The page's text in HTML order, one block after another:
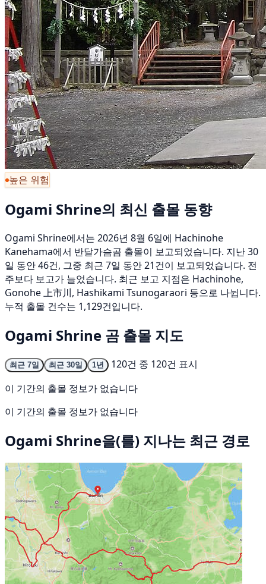
높은 위험
Ogami Shrine의 최신 출몰 동향
Ogami Shrine에서는 2026년 8월 6일에 Hachinohe
Kanehama에서 반달가슴곰 출몰이 보고되었습니다. 지난 30
일 동안 46건, 그중 최근 7일 동안 21건이 보고되었습니다. 전
주보다 보고가 늘었습니다. 최근 보고 지점은 Hachinohe,
Gonohe 上市川, Hashikami Tsunogaraori 등으로 나뉩니다.
누적 출몰 건수는 1,129건입니다.
Ogami Shrine 곰 출몰 지도
최근 7일 최근 30일 1년
120건 중 120건 표시
이 기간의 출몰 정보가 없습니다
이 기간의 출몰 정보가 없습니다
Ogami Shrine을(를) 지나는 최근 경로